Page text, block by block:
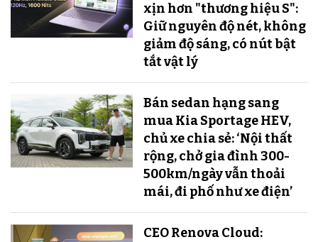
xịn hơn "thương hiệu S":
Giữ nguyên độ nét, không
giảm độ sáng, có nút bật
tắt vật lý
Bán sedan hạng sang
mua Kia Sportage HEV,
chủ xe chia sẻ: ‘Nội thất
rộng, chở gia đình 300-
500km/ngày vẫn thoải
mái, đi phố như xe điện’
CEO Renova Cloud: